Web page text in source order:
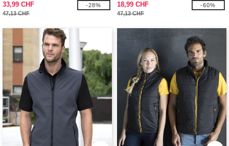
33,99 CHF
47,13 CHF
-28%
18,99 CHF
47,13 CHF
-60%